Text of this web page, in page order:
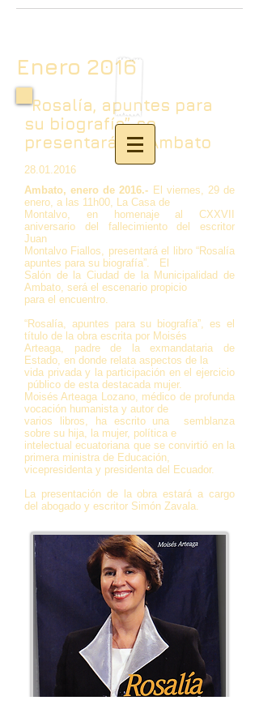
Enero 2016
“Rosalía, apuntes para
su biografía” se
presentará en Ambato
28.01.2016
Ambato, enero de 2016.- El viernes, 29 de
enero, a las 11h00, La Casa de
Montalvo, en homenaje al CXXVII
aniversario del fallecimiento del escritor
Juan
Montalvo Fiallos, presentará el libro “Rosalía
apuntes para su biografía”. El
Salón de la Ciudad de la Municipalidad de
Ambato, será el escenario propicio
para el encuentro.
“Rosalía, apuntes para su biografía”, es el
título de la obra escrita por Moisés
Arteaga, padre de la exmandataria de
Estado, en donde relata aspectos de la
vida privada y la participación en el ejercicio
público de esta destacada mujer.
Moisés Arteaga Lozano, médico de profunda
vocación humanista y autor de
varios libros, ha escrito una semblanza
sobre su hija, la mujer, política e
intelectual ecuatoriana que se convirtió en la
primera ministra de Educación,
vicepresidenta y presidenta del Ecuador.
La presentación de la obra estará a cargo
del abogado y escritor Simón Zavala.